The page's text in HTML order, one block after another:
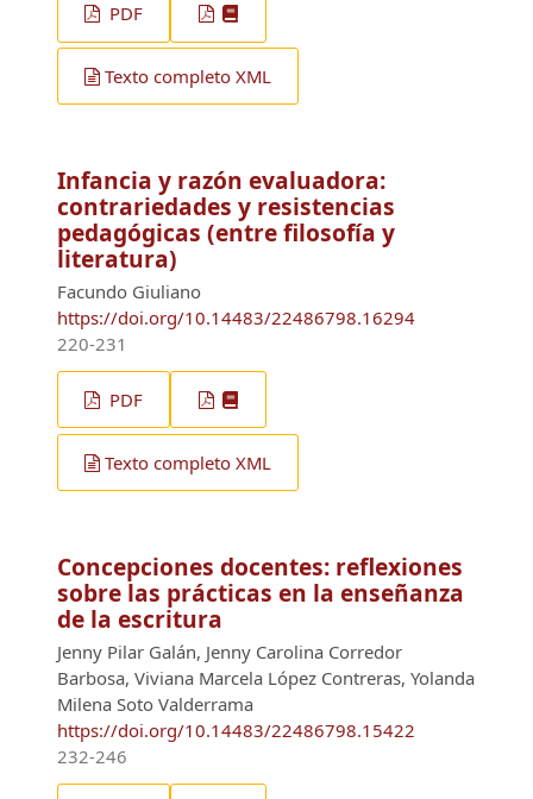
PDF
Texto completo XML
Infancia y razón evaluadora:
contrariedades y resistencias
pedagógicas (entre filosofía y
literatura)
Facundo Giuliano
https://doi.org/10.14483/22486798.16294
220-231
PDF
Texto completo XML
Concepciones docentes: reflexiones
sobre las prácticas en la enseñanza
de la escritura
Jenny Pilar Galán, Jenny Carolina Corredor
Barbosa, Viviana Marcela López Contreras, Yolanda
Milena Soto Valderrama
https://doi.org/10.14483/22486798.15422
232-246